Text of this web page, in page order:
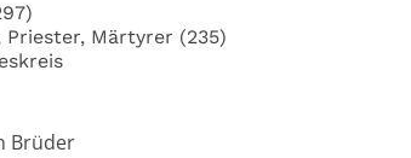
Märtyrer (235)
Brüder